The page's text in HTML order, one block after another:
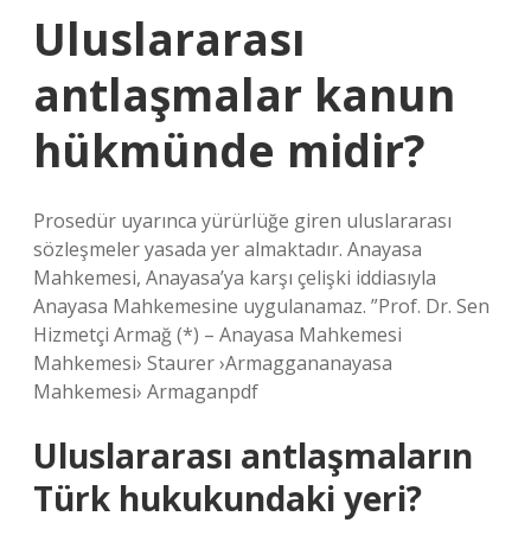
Uluslararası
antlaşmalar kanun
hükmünde midir?
Prosedür uyarınca yürürlüğe giren uluslararası
sözleşmeler yasada yer almaktadır. Anayasa
Mahkemesi, Anayasa’ya karşı çelişki iddiasıyla
Anayasa Mahkemesine uygulanamaz. ”Prof. Dr. Sen
Hizmetçi Armağ (*) – Anayasa Mahkemesi
Mahkemesi› Staurer ›Armaggananayasa
Mahkemesi› Armaganpdf
Uluslararası antlaşmaların
Türk hukukundaki yeri?